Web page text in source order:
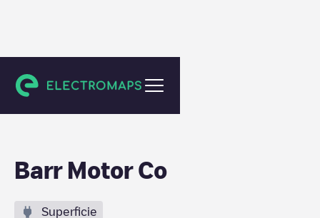
Columbia
Barr Motor Co
Superficie